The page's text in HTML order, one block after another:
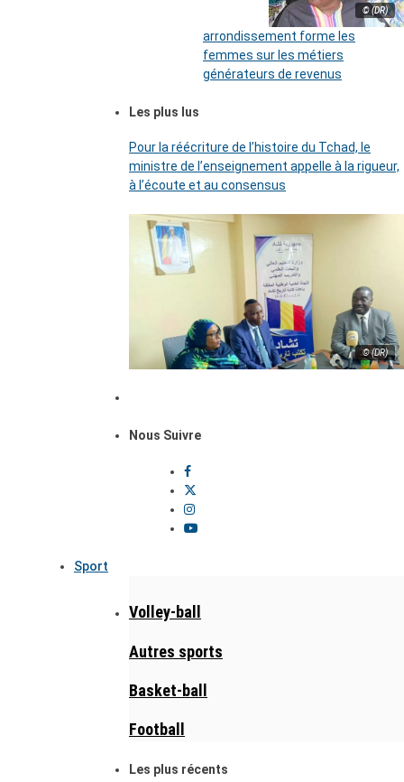
© (DR)
arrondissement forme les
femmes sur les métiers
générateurs de revenus
Les plus lus
Pour la réécriture de l’histoire du Tchad, le
ministre de l’enseignement appelle à la rigueur,
à l’écoute et au consensus
© (DR)
Nous Suivre
Sport
Volley-ball
Autres sports
Basket-ball
Football
Les plus récents